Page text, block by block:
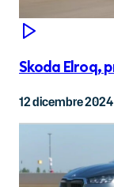
Skoda Elroq,
12 dicembre 2024